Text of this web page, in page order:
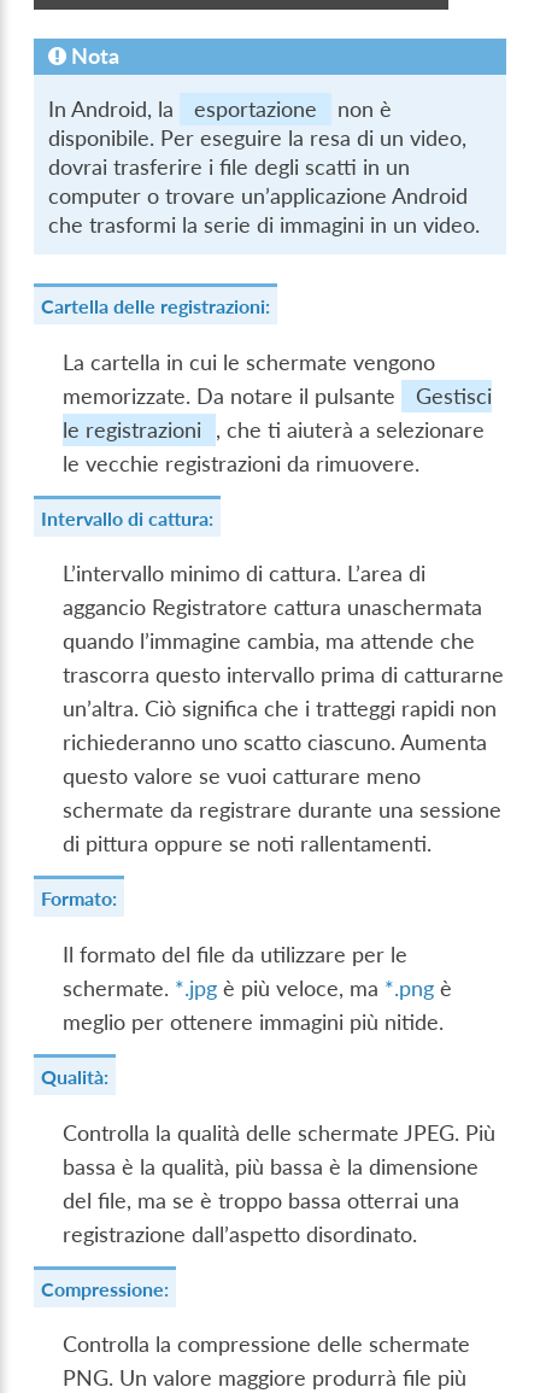
Nota
In Android, la esportazione
non è
disponibile. Per eseguire la resa di un video,
dovrai trasferire i file degli scatti in un
computer o trovare un’applicazione Android
che trasformi la serie di immagini in un video.
Cartella delle registrazioni:
La cartella in cui le schermate vengono
memorizzate. Da notare il pulsante
Gestisci
le registrazioni
, che ti aiuterà a selezionare
le vecchie registrazioni da rimuovere.
Intervallo di cattura:
L’intervallo minimo di cattura. L’area di
aggancio Registratore cattura unaschermata
quando l’immagine cambia, ma attende che
trascorra questo intervallo prima di catturarne
un’altra. Ciò significa che i tratteggi rapidi non
richiederanno uno scatto ciascuno. Aumenta
questo valore se vuoi catturare meno
schermate da registrare durante una sessione
di pittura oppure se noti rallentamenti.
Formato:
Il formato del file da utilizzare per le
schermate. *.jpg è più veloce, ma *.png è
meglio per ottenere immagini più nitide.
Qualità:
Controlla la qualità delle schermate JPEG. Più
bassa è la qualità, più bassa è la dimensione
del file, ma se è troppo bassa otterrai una
registrazione dall’aspetto disordinato.
Compressione:
Controlla la compressione delle schermate
PNG. Un valore maggiore produrrà file più